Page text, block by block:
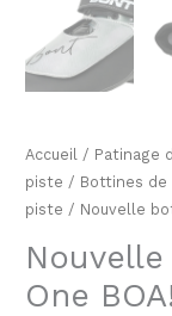
Accueil / Patinage
piste / Bottines
piste / Nouvelle
One